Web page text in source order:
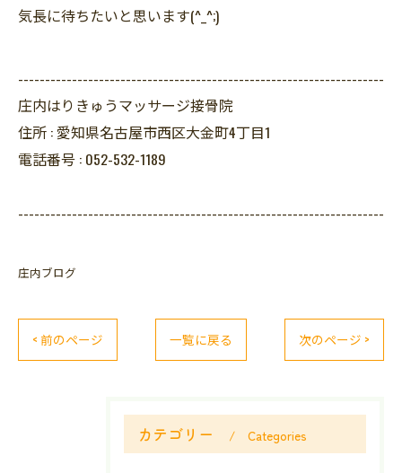
気長に待ちたいと思います(^_^;)
--------------------------------------------------------------------
庄内はりきゅうマッサージ接骨院
住所 : 愛知県名古屋市西区大金町4丁目1
電話番号 : 052-532-1189
--------------------------------------------------------------------
庄内ブログ
< 前のページ 一覧に戻る 次のページ >
カテゴリー Categories